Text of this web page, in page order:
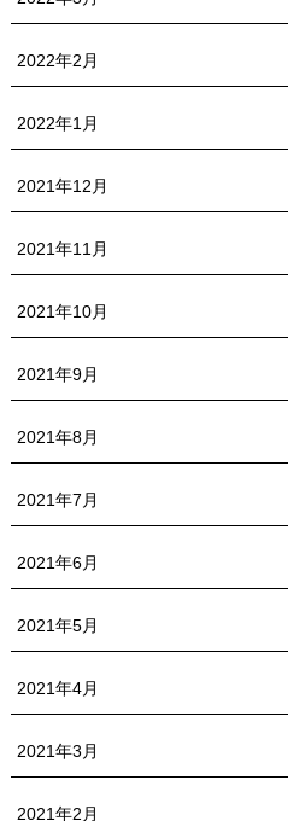
2022年2月
2022年1月
2021年12月
2021年11月
2021年10月
2021年9月
2021年8月
2021年7月
2021年6月
2021年5月
2021年4月
2021年3月
2021年2月